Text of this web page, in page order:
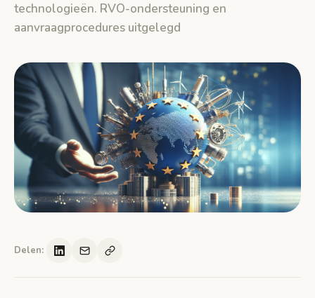
technologieën. RVO-ondersteuning en
aanvraagprocedures uitgelegd
Delen: